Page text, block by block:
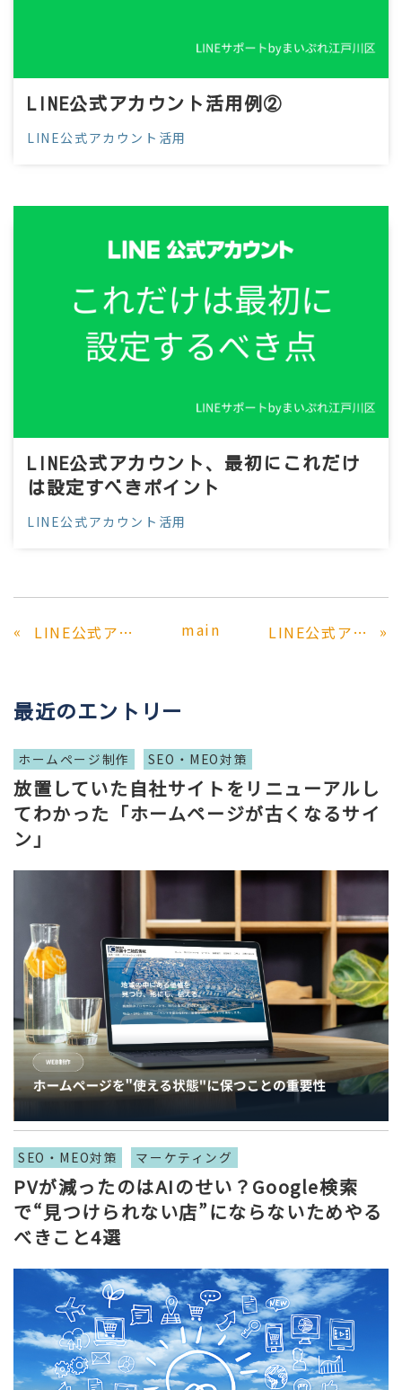
LINE公式アカウント活用例②
LINE公式アカウント活用
LINE公式アカウント、最初にこれだけ
は設定すべきポイント
LINE公式アカウント活用
« LINE公式アカウント、最初にこれだけは設定すべきポイント main LINE公式アカウント活用例② »
最近のエントリー
ホームページ制作 SEO・MEO対策
放置していた自社サイトをリニューアルし
てわかった「ホームページが古くなるサイ
ン」
SEO・MEO対策 マーケティング
PVが減ったのはAIのせい？Google検索
で“見つけられない店”にならないためやる
べきこと4選